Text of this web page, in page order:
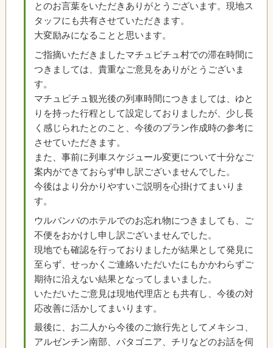
とのお言葉をいただきありがとうございます。現地ス
タッフにも共有させていただきます。
大変励みになることと思います。
ご指摘いただきましたマチュピチュ村での滞在時間に
つきましては、貴重なご意見をありがとうございま
す。
マチュピチュ観光後の列車時間につきましては、ゆと
りを持った行程として設定しておりましたが、少し長
く感じられたとのこと、今後のプラン作成時の参考に
させていただきます。
また、事前に列車スケジュール変更について十分なご
案内ができておらず申し訳ございませんでした。
今後はより分かりやすいご説明を心掛けてまいりま
す。
ウルバンバのホテルでのお忘れ物につきましても、ご
不便をおかけし申し訳ございませんでした。
現地でも確認を行っておりましたが結果として発見に
至らず、せっかくご連絡いただいたにもかかわらずご
期待に沿えない結果となってしまいました。
いただいたご意見は現地代理店とも共有し、今後の対
応改善に活かしてまいります。
最後に、お二人から今後のご旅行先としてメキシコ、
アルゼンチン南部、パタゴニア、チリなどのお話を伺